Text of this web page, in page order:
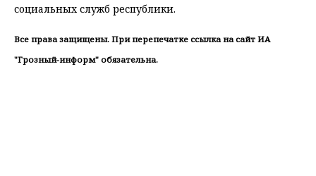
социальных служб республики.
Все права защищены. При перепечатке ссылка на сайт ИА
"Грозный-информ" обязательна.